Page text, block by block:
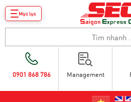
Management
0901 868 786
Mục lục